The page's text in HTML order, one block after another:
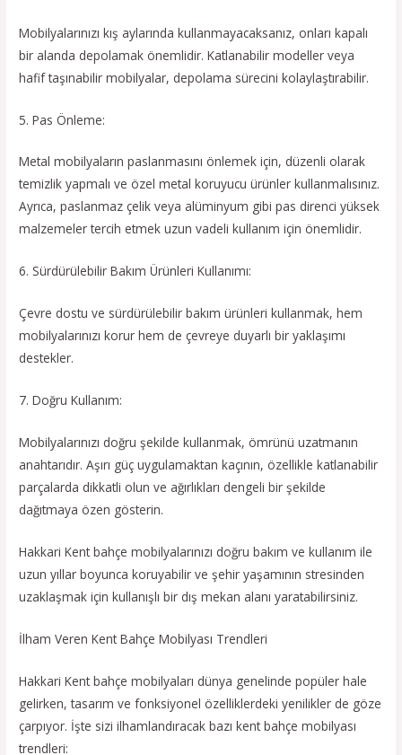
Mobilyalarınızı kış aylarında kullanmayacaksanız, onları kapalı
bir alanda depolamak önemlidir. Katlanabilir modeller veya
hafif taşınabilir mobilyalar, depolama sürecini kolaylaştırabilir.
5. Pas Önleme:
Metal mobilyaların paslanmasını önlemek için, düzenli olarak
temizlik yapmalı ve özel metal koruyucu ürünler kullanmalısınız.
Ayrıca, paslanmaz çelik veya alüminyum gibi pas direnci yüksek
malzemeler tercih etmek uzun vadeli kullanım için önemlidir.
6. Sürdürülebilir Bakım Ürünleri Kullanımı:
Çevre dostu ve sürdürülebilir bakım ürünleri kullanmak, hem
mobilyalarınızı korur hem de çevreye duyarlı bir yaklaşımı
destekler.
7. Doğru Kullanım:
Mobilyalarınızı doğru şekilde kullanmak, ömrünü uzatmanın
anahtarıdır. Aşırı güç uygulamaktan kaçının, özellikle katlanabilir
parçalarda dikkatli olun ve ağırlıkları dengeli bir şekilde
dağıtmaya özen gösterin.
Hakkari Kent bahçe mobilyalarınızı doğru bakım ve kullanım ile
uzun yıllar boyunca koruyabilir ve şehir yaşamının stresinden
uzaklaşmak için kullanışlı bir dış mekan alanı yaratabilirsiniz.
İlham Veren Kent Bahçe Mobilyası Trendleri
Hakkari Kent bahçe mobilyaları dünya genelinde popüler hale
gelirken, tasarım ve fonksiyonel özelliklerdeki yenilikler de göze
çarpıyor. İşte sizi ilhamlandıracak bazı kent bahçe mobilyası
trendleri: